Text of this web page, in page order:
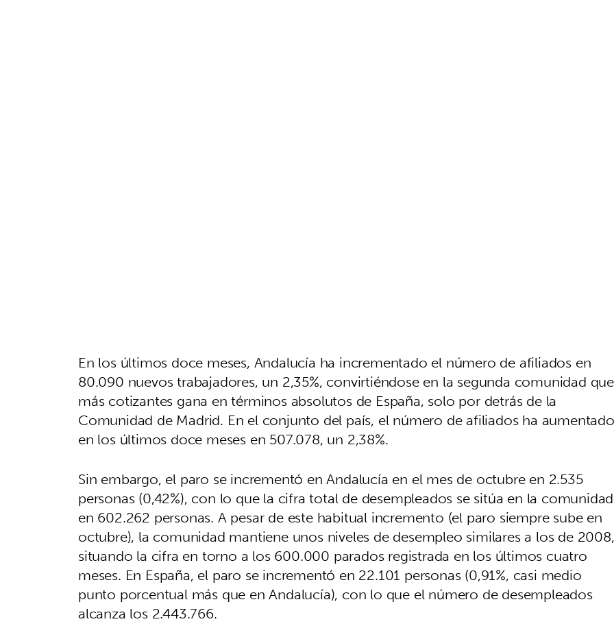
En los últimos doce meses, Andalucía ha incrementado el número de afiliados en
80.090 nuevos trabajadores, un 2,35%, convirtiéndose en la segunda comunidad que
más cotizantes gana en términos absolutos de España, solo por detrás de la
Comunidad de Madrid. En el conjunto del país, el número de afiliados ha aumentado
en los últimos doce meses en 507.078, un 2,38%.
Sin embargo, el paro se incrementó en Andalucía en el mes de octubre en 2.535
personas (0,42%), con lo que la cifra total de desempleados se sitúa en la comunidad
en 602.262 personas. A pesar de este habitual incremento (el paro siempre sube en
octubre), la comunidad mantiene unos niveles de desempleo similares a los de 2008,
situando la cifra en torno a los 600.000 parados registrada en los últimos cuatro
meses. En España, el paro se incrementó en 22.101 personas (0,91%, casi medio
punto porcentual más que en Andalucía), con lo que el número de desempleados
alcanza los 2.443.766.